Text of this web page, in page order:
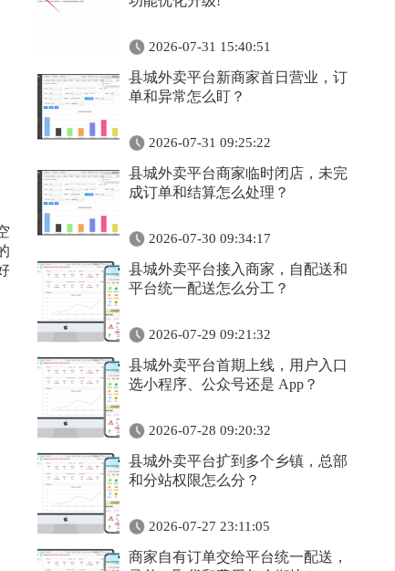
2026-07-31 15:40:51
县城外卖平台新商家首日营业，订
单和异常怎么盯？
2026-07-31 09:25:22
县城外卖平台商家临时闭店，未完
成订单和结算怎么处理？
2026-07-30 09:34:17
县城外卖平台接入商家，自配送和
平台统一配送怎么分工？
2026-07-29 09:21:32
县城外卖平台首期上线，用户入口
选小程序、公众号还是 App？
2026-07-28 09:20:32
县城外卖平台扩到多个乡镇，总部
和分站权限怎么分？
2026-07-27 23:11:05
商家自有订单交给平台统一配送，